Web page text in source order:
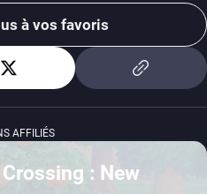
à vos favoris
AFFILIÉS
: New